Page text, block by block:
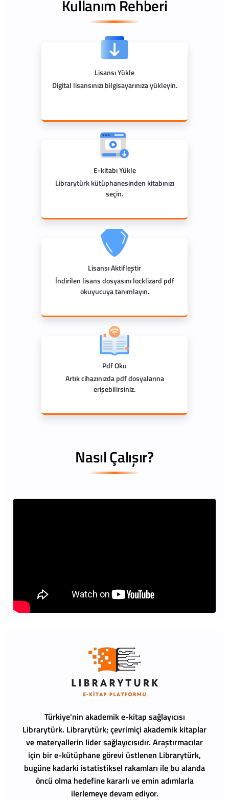
Kullanım Rehberi
Lisansı Yükle
Digital lisansınızı bilgisayarınıza yükleyin.
E-kitabı Yükle
Librarytürk kütüphanesinden kitabınızı
seçin.
Lisansı Aktifleştir
İndirilen lisans dosyasını locklizard pdf
okuyucuya tanımlayın.
Pdf Oku
Artık cihazınızda pdf dosyalarına
erişebilirsiniz.
Nasıl Çalışır?
Türkiye'nin akademik e-kitap sağlayıcısı
Librarytürk. Librarytürk; çevrimiçi akademik kitaplar
ve materyallerin lider sağlayıcısıdır. Araştırmacılar
için bir e-kütüphane görevi üstlenen Librarytürk,
bugüne kadarki istatistiksel rakamları ile bu alanda
öncü olma hedefine kararlı ve emin adımlarla
ilerlemeye devam ediyor.